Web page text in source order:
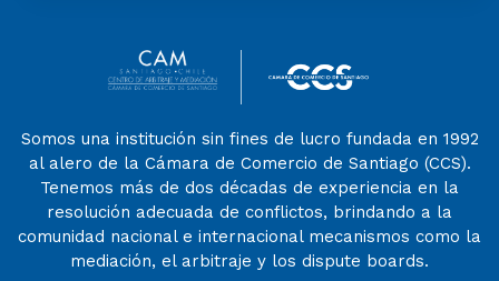
Somos una institución sin fines de lucro fundada en 1992
al alero de la Cámara de Comercio de Santiago (CCS).
Tenemos más de dos décadas de experiencia en la
resolución adecuada de conflictos, brindando a la
comunidad nacional e internacional mecanismos como la
mediación, el arbitraje y los dispute boards.